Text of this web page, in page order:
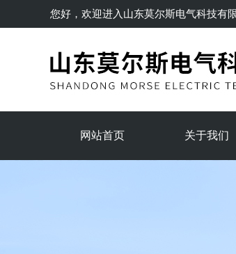
您好，欢迎进入 山东莫尔斯电气科技有
网站首页 关于我们